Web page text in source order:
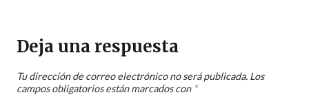
Deja una respuesta
Tu dirección de correo electrónico no será publicada. Los
campos obligatorios están marcados con *